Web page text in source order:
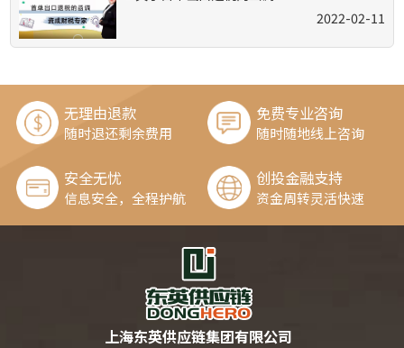
2022-02-11
无理由退款
随时退还剩余费用
免费专业咨询
随时随地线上咨询
安全无忧
信息安全，全程护航
创投金融支持
资金周转灵活快速
上海东英供应链集团有限公司